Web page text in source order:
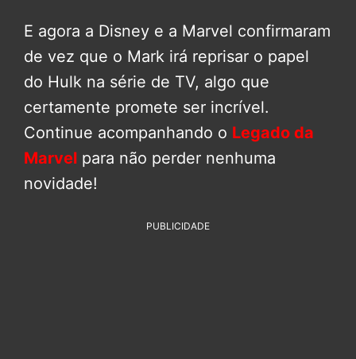
E agora a Disney e a Marvel confirmaram
de vez que o Mark irá reprisar o papel
do Hulk na série de TV, algo que
certamente promete ser incrível.
Continue acompanhando o Legado da
Marvel para não perder nenhuma
novidade!
PUBLICIDADE